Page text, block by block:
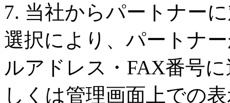
7. 当社からパートナー
選択により、パートナ
ルアドレス・FAX番号
しくは管理画面上での